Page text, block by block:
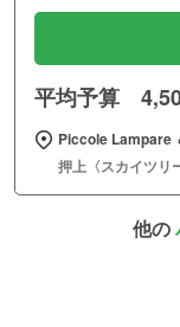
平均予算
Piccole Lampare
押上〈スカイツリ
他の